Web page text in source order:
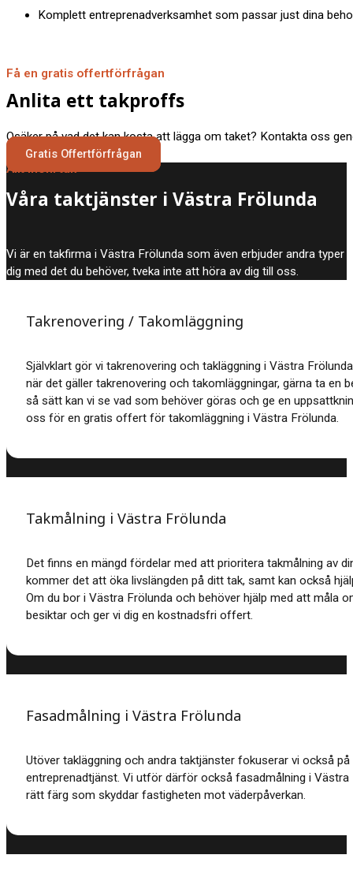
Komplett entreprenadverksamhet som passar just dina
Få en gratis offertförfrågan
Anlita ett takproffs
Osäker på vad det kan kosta att lägga om taket? Kontakta oss
Gratis Offertförfrågan
Allt inom tak
Våra taktjänster i Västra Frölunda
Vi är en takfirma i Västra Frölunda som även erbjuder andra
dig med det du behöver, tveka inte att höra av dig till oss.
Takrenovering / Takomläggning
Självklart gör vi takrenovering och takläggning i Västra
när det gäller takrenovering och takomläggningar, gärna ta en
så sätt kan vi se vad som behöver göras och ge en
oss för en gratis offert för takomläggning i Västra Frölunda.
Takmålning i Västra Frölunda
Det finns en mängd fördelar med att prioritera takmålning av
kommer det att öka livslängden på ditt tak, samt kan också
Om du bor i Västra Frölunda och behöver hjälp med att måla
besiktar och ger vi dig en kostnadsfri offert.
Fasadmålning i Västra Frölunda
Utöver takläggning och andra taktjänster fokuserar vi också
entreprenadtjänst. Vi utför därför också fasadmålning i
rätt färg som skyddar fastigheten mot väderpåverkan.